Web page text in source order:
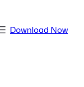
Download Now